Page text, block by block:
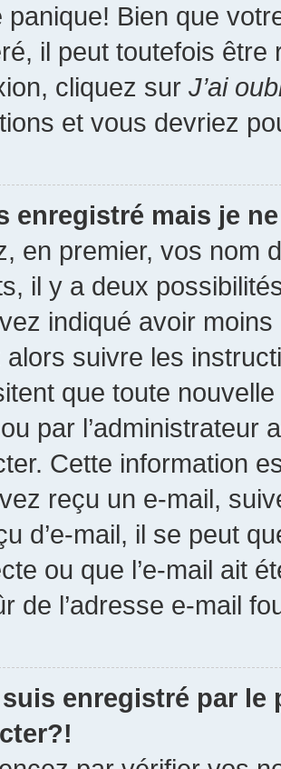
panique! Bien que
il peut toutefois
cliquez sur J’ai
et vous devriez
enregistré mais je
en premier, vos nom
il y a deux
indiqué avoir
alors suivre les
que toute
par l’administrateur
Cette information
reçu un e-mail,
d’e-mail, il se peut
ou que l’e-mail ait
de l’adresse e-mail
enregistré par le